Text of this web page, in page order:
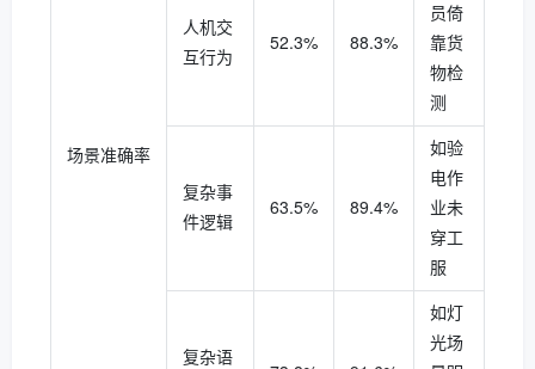
场景准确率
人机交
互行为
52.3% 88.3%
员倚
靠货
物检
测
复杂事
件逻辑
63.5% 89.4%
如验
电作
业未
穿工
服
复杂语
如灯
光场